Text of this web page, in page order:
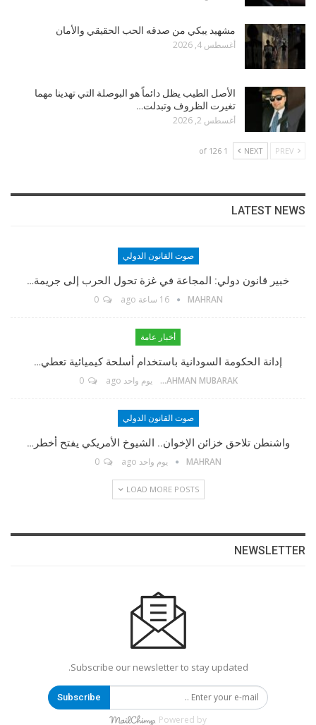
مشهيد يبكي من صدقه الحب الحقيقي والأمان
أغسطس 4, 2026
الأصل الطيب يظل دائماً هو البوصلة التي تهدينا مهما
تغيرت الظروف وتبدلت…
أغسطس 2, 2026
NEXT
1 of 126
LATEST NEWS
صوت القانون الدولي
خبير قانون دولي: المجاعة في غزة تحول الحرب إلى جريمة…
MAHRAN 16 ساعة ago 0
أخبار عامة
إدانة الحكومة السودانية باستخدام أسلحة كيميائية تعطي…
ABDELRAHMAN MUBARAK يوم واحد ago 0
صوت القانون الدولي
واشنطن تلاحق خزائن الإخوان.. الشيوخ الأمريكي يفتح أخطر…
MAHRAN يوم واحد ago
LOAD MORE POSTS
NEWSLETTER
Subscribe our newsletter to stay updated.
Subscribe
Powered by
مؤسس الموقع
Twitter
Instagram
البريد الإلكتروني
WhatsApp